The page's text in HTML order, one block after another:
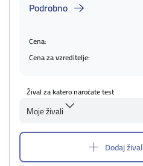
Podrobno
Cena:
Cena za vzreditelje:
Žival za katero naročate test
Moje živali
Dodaj žival